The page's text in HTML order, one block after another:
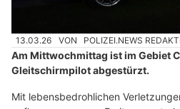
13.03.26 VON POLIZEI.NEWS
Am Mittwochmittag ist im Gebiet
Gleitschirmpilot abgestürzt.
Mit lebensbedrohlichen